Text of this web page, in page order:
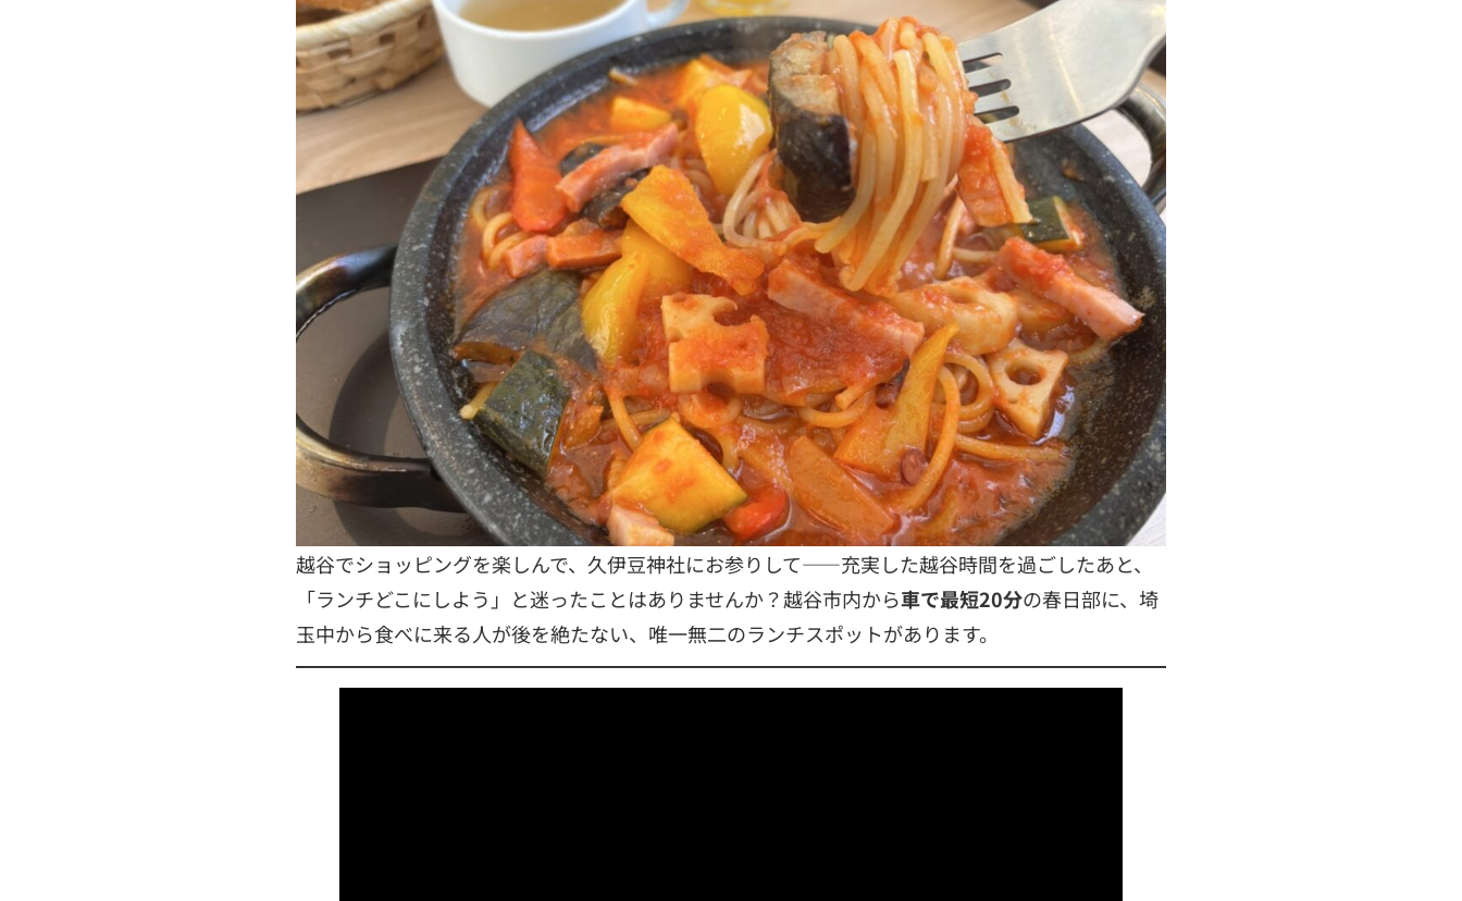
越谷でショッピングを楽しんで、久伊豆神社にお参りして——充実した越谷時間を過ごしたあと、
「ランチどこにしよう」と迷ったことはありませんか？越谷市内から車で最短20分の春日部に、埼
玉中から食べに来る人が後を絶たない、唯一無二のランチスポットがあります。